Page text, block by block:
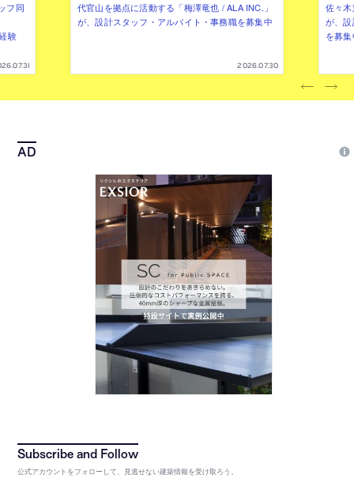
フ同
験
代官山を拠点に活動する「梅澤竜也 / ALA INC.」
が、設計スタッフ・アルバイト・事務職を募集中
2026.07.30
佐々
が、
を募
公式アカウントをフォローして、見逃せない建築情報を受け取ろう。